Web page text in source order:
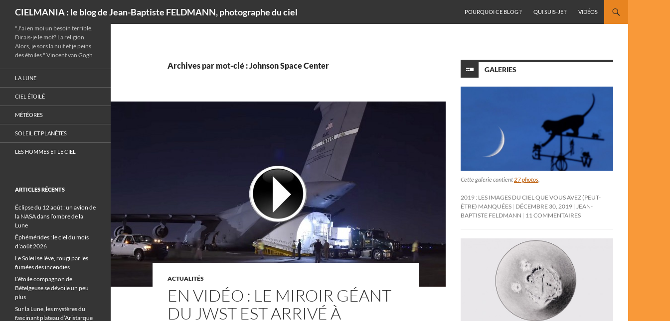
CIELMANIA : le blog de Jean-Baptiste FELDMANN, photographe du ciel
POURQUOI CE BLOG ?
QUI SUIS-JE ? VIDÉOS
Archives par mot-clé : Johnson Space Center
ACTUALITÉS
EN VIDÉO : LE MIROIR GÉANT
DU JWST EST ARRIVÉ À
GALERIES
Cette galerie contient27 photos.
2019 : LES IMAGES DU CIEL QUE VOUS AVEZ (PEUT-
ÊTRE) MANQUÉES DÉCEMBRE 30, 2019 JEAN-
BAPTISTE FELDMANN
11 COMMENTAIRES
"J'ai en moi un besoin terrible.
Dirais-je le mot? La religion.
Alors, je sors la nuit et je peins
des étoiles." Vincent van Gogh
LA LUNE
CIEL ÉTOILÉ
MÉTÉORES
SOLEIL ET PLANÈTES
LES HOMMES ET LE CIEL
ARTICLES RÉCENTS
Éclipse du 12 août : un avion de
la NASA dans l’ombre de la
Lune
Éphémérides : le ciel du mois
d’août 2026
Le Soleil se lève, rougi par les
fumées des incendies
L’étoile compagnon de
Bételgeuse se dévoile un peu
plus
Sur la Lune, les mystères du
fascinant plateau d’Aristarque